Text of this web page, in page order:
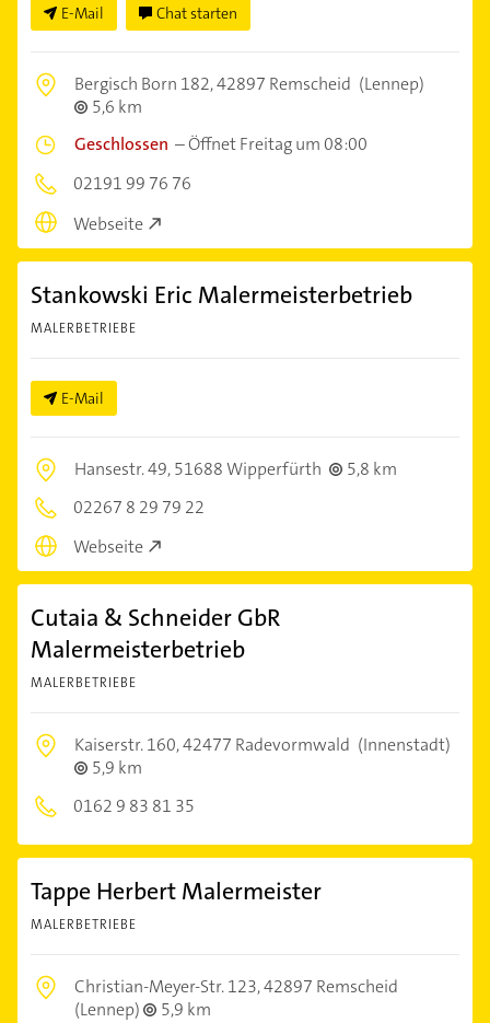
E-Mail Chat starten
Bergisch Born 182,42897 Remscheid (Lennep)
5,6 km
Geschlossen –Öffnet Freitag um 08:00
02191 99 76 76
Webseite
Stankowski Eric Malermeisterbetrieb
MALERBETRIEBE
E-Mail
Hansestr. 49,51688 Wipperfürth
5,8 km
02267 8 29 79 22
Webseite
Cutaia & Schneider GbR
Malermeisterbetrieb
MALERBETRIEBE
Kaiserstr. 160,42477 Radevormwald (Innenstadt)
5,9 km
0162 9 83 81 35
Tappe Herbert Malermeister
MALERBETRIEBE
Christian-Meyer-Str. 123,42897 Remscheid
(Lennep)
5,9 km